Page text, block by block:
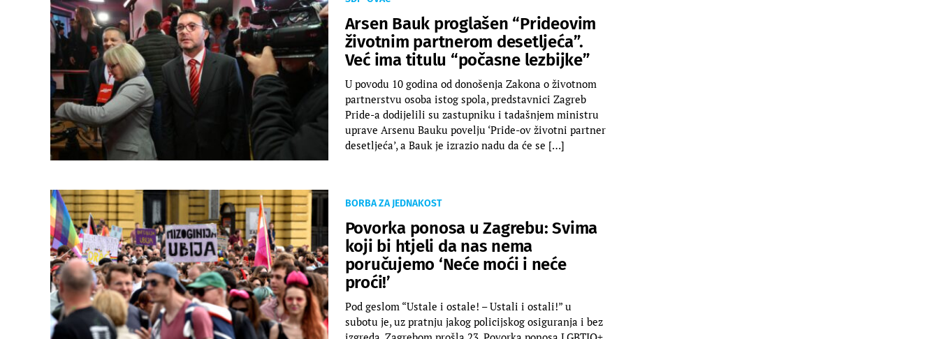
Arsen Bauk proglašen “Prideovim
životnim partnerom desetljeća”.
Već ima titulu “počasne lezbijke”
U povodu 10 godina od donošenja Zakona o životnom
partnerstvu osoba istog spola, predstavnici Zagreb
Pride-a dodijelili su zastupniku i tadašnjem ministru
uprave Arsenu Bauku povelju ‘Pride-ov životni partner
desetljeća’, a Bauk je izrazio nadu da će se […]
BORBA ZA JEDNAKOST
Povorka ponosa u Zagrebu: Svima
koji bi htjeli da nas nema
poručujemo ‘Neće moći i neće
proći!’
Pod geslom “Ustale i ostale! – Ustali i ostali!” u
subotu je, uz pratnju jakog policijskog osiguranja i bez